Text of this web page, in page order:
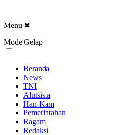
Menu ✖
Mode Gelap
Beranda
News
TNI
Alutsista
Han-Kam
Pemerintahan
Ragam
Redaksi